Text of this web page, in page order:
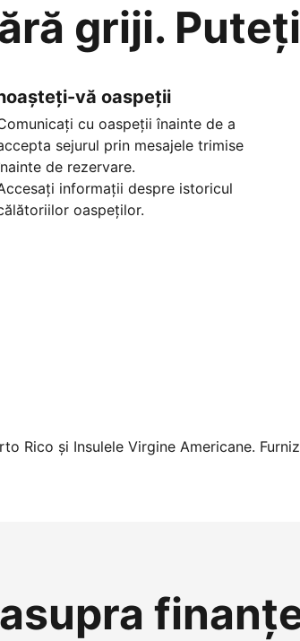
griji.
vă oaspeții
cu oaspeții înainte de a
sejurul prin mesajele trimise
de rezervare.
informații despre istoricul
oaspeților.
Rico și Insulele Virgine Americane.